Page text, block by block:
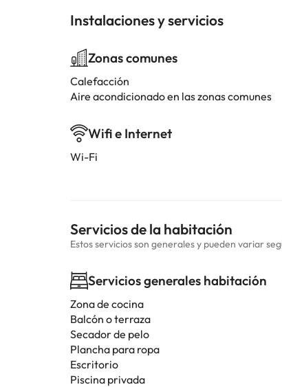
Instalaciones y servicios
Zonas comunes
Calefacción
Aire acondicionado en las zonas comunes
Wifi e Internet
Wi-Fi
Servicios de la habitación
Estos servicios son generales y pueden variar
Servicios generales habitación
Zona de cocina
Balcón o terraza
Secador de pelo
Plancha para ropa
Escritorio
Piscina privada